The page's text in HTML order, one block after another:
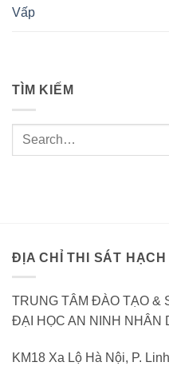
Vấp
TÌM KIẾM
ĐỊA CHỈ THI SÁT HẠCH
TRUNG TÂM ĐÀO TẠO &
ĐẠI HỌC AN NINH NHÂN
KM18 Xa Lộ Hà Nội, P.